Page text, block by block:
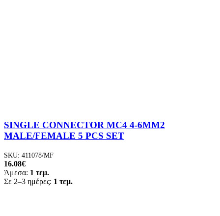
SINGLE CONNECTOR MC4 4-6ММ2
MALE/FEMALE 5 PCS SET
SKU: 411078/MF
16.08€
Άμεσα: 1 τεμ.
Σε 2–3 ημέρες: 1 τεμ.